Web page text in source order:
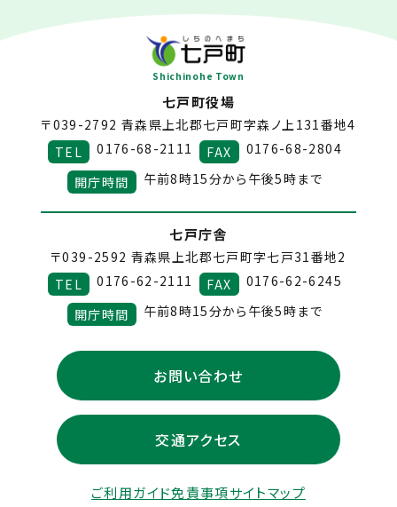
Shichinohe Town
七戸町役場
〒039-2792 青森県上北郡七戸町字森ノ上131番地4
TEL
0176-68-2111 FAX
0176-68-2804
開庁時間
午前8時15分から午後5時まで
七戸庁舎
〒039-2592 青森県上北郡七戸町字七戸31番地2
TEL
0176-62-2111 FAX
0176-62-6245
開庁時間
午前8時15分から午後5時まで
お問い合わせ
交通アクセス
ご利用ガイド免責事項サイトマップ